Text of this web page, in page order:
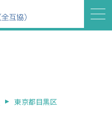
東京都目黒区